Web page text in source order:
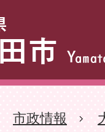
市政情報